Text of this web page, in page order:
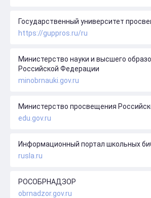
Государственный университет
https://guppros.ru/ru
Министерство науки и высшего
Российской Федерации
minobrnauki.gov.ru
Министерство просвещения
edu.gov.ru
Информационный портал школьных
rusla.ru
РОСОБРНАДЗОР
obrnadzor.gov.ru